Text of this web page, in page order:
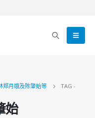
郑月娥及陈肇始等
TAG -
始